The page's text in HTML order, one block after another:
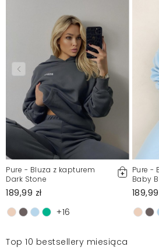
Pure - Bluza z kapturem
Dark Stone
189,99 zł
+16
Pure -
Baby
189,99
Top 10 bestsellery miesiąca